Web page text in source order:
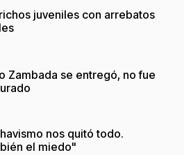
juveniles con arrebatos
Zambada se entregó, no fue
nos quitó todo.
el miedo"